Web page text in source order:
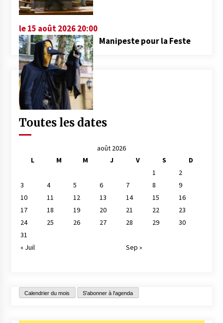
le 15 août 2026 20:00
Manipeste pour la Feste
Toutes les dates
août 2026
L
M M J V S
D
1
2
3
4 5 6 7 8
9
10
11 12 13 14 15
16
17
18 19 20 21 22
23
24
25 26 27 28 29
30
31
« Juil
Sep »
Calendrier du mois S'abonner à l'agenda